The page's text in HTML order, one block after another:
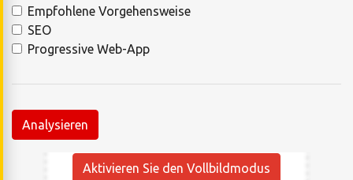
Empfohlene Vorgehensweise
SEO
Progressive Web-App
Analysieren
Aktivieren Sie den Vollbildmodus